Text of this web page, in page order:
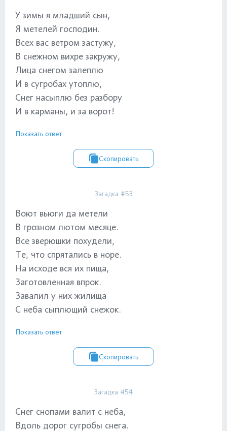
У зимы я младший сын,
Я метелей господин.
Всех вас ветром застужу,
В снежном вихре закружу,
Лица снегом залеплю
И в сугробах утоплю,
Снег насыплю без разбору
И в карманы, и за ворот!
Показать ответ
Скопировать
Загадка #53
Воют вьюги да метели
В грозном лютом месяце.
Все зверюшки похудели,
Те, что спрятались в норе.
На исходе вся их пища,
Заготовленная впрок.
Завалил у них жилища
С неба сыплющий снежок.
Показать ответ
Скопировать
Загадка #54
Снег снопами валит с неба,
Вдоль дорог сугробы снега.